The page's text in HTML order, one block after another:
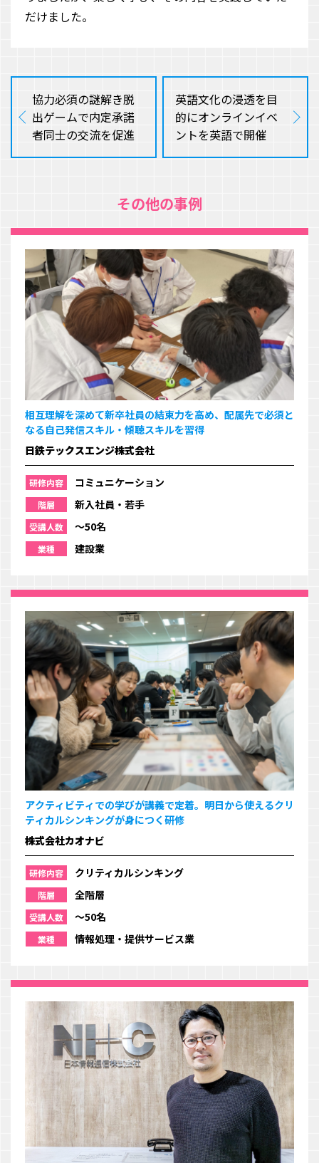
だけました。
協力必須の謎解き脱
出ゲームで内定承諾
者同士の交流を促進
英語文化の浸透を目
的にオンラインイベ
ントを英語で開催
その他の事例
相互理解を深めて新卒社員の結束力を高め、配属先で必須と
なる自己発信スキル・傾聴スキルを習得
日鉄テックスエンジ株式会社
研修内容 コミュニケーション
階層 新入社員・若手
受講人数 〜50名
業種 建設業
アクティビティでの学びが講義で定着。明日から使えるクリ
ティカルシンキングが身につく研修
株式会社カオナビ
研修内容 クリティカルシンキング
階層 全階層
受講人数 〜50名
業種 情報処理・提供サービス業